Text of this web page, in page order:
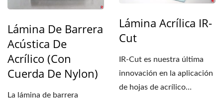
Lámina De Barrera
Acústica De
Acrílico (con
Cuerda De Nylon)
La lámina de barrera
Lámina Acrílica IR-
Cut
IR-Cut es nuestra última
innovación en la aplicación
de hojas de acrílico